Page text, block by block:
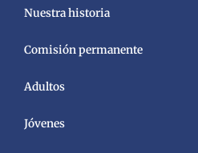
Nuestra historia
Comisión permanente
Adultos
Jóvenes